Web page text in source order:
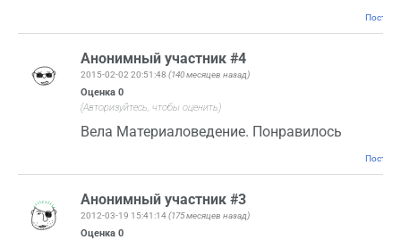
Анонимный участник #4
2015-02-02 20:51:48 (140 месяцев назад)
Оценка 0
(Авторизуйтесь, чтобы оценить)
Вела Материаловедение. Понравилось
Анонимный участник #3
2012-03-19 15:41:14(175 месяцев назад)
Оценка 0